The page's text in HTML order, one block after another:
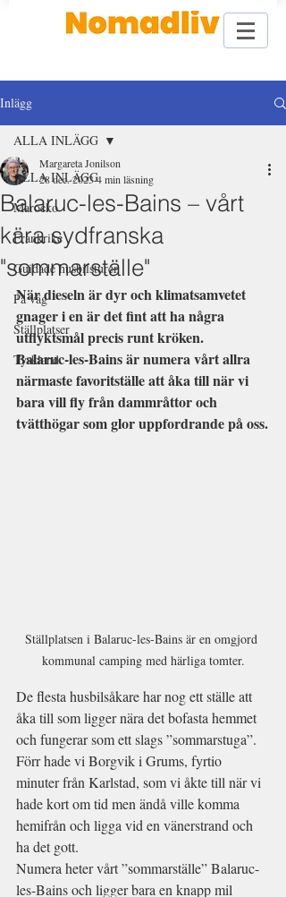
Inlägg
ALLA INLÄGG
Marocko
Frankrike
Guidade husbilsturer
På väg
Ställplatser
Tyskland
ALLA INLÄGG
Balaruc-les-Bains – vårt
kära sydfranska
"sommarställe"
Margareta Jonilson
28 dec. 20234 min läsning
När dieseln är dyr och klimatsamvetet
gnager i en är det fint att ha några
utflyktsmål precis runt kröken.
Balaruc-les-Bains är numera vårt allra
närmaste favoritställe att åka till när vi
bara vill fly från dammråttor och
tvätthögar som glor uppfordrande på oss.
Ställplatsen i Balaruc-les-Bains är en omgjord
kommunal camping med härliga tomter.
De flesta husbilsåkare har nog ett ställe att
åka till som ligger nära det bofasta hemmet
och fungerar som ett slags ”sommarstuga”.
Förr hade vi Borgvik i Grums, fyrtio
minuter från Karlstad, som vi åkte till när vi
hade kort om tid men ändå ville komma
hemifrån och ligga vid en vänerstrand och
ha det gott.
Numera heter vårt ”sommarställe” Balaruc-
les-Bains och ligger bara en knapp mil